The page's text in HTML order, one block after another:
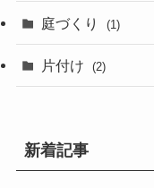
庭づくり (1)
片付け (2)
新着記事